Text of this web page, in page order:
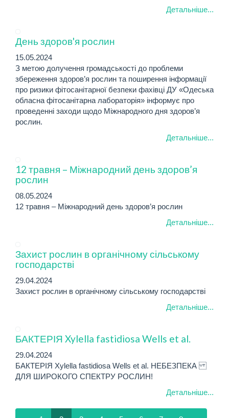
Детальніше...
День здоров'я рослин
15.05.2024
З метою долучення громадськості до проблеми
збереження здоров’я рослин та поширення інформації
про ризики фітосанітарної безпеки фахівці ДУ «Одеська
обласна фітосанітарна лабораторія» інформує про
проведенні заходи щодо Міжнародного дня здоров’я
рослин.
Детальніше...
12 травня – Міжнародний день здоров’я
рослин
08.05.2024
12 травня – Міжнародний день здоров’я рослин
Детальніше...
Захист рослин в органічному сільському
господарстві
29.04.2024
Захист рослин в органічному сільському господарстві
Детальніше...
БАКТЕРІЯ Xylella fastidiosa Wells et al.
29.04.2024
БАКТЕРІЯ Xylella fastidiosa Wells et al. НЕБЕЗПЕКА
ДЛЯ ШИРОКОГО СПЕКТРУ РОСЛИН!
Детальніше...